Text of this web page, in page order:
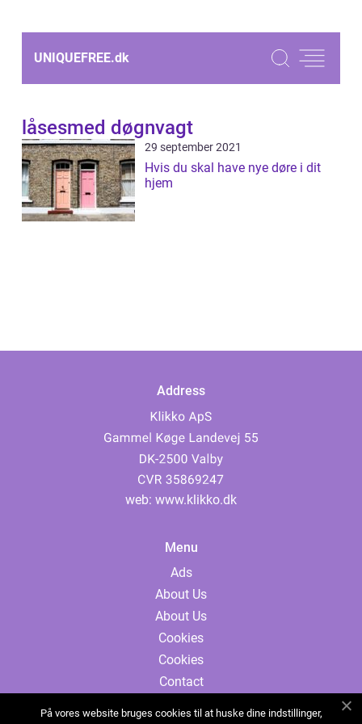
UNIQUEFREE.dk
låsesmed døgnvagt
29 september 2021
Hvis du skal have nye døre i dit
hjem
Address
web: www.klikko.dk
Menu
Ads
About Us
About Us
Cookies
Cookies
Contact
På vores website bruges cookies til at huske dine indstillinger,